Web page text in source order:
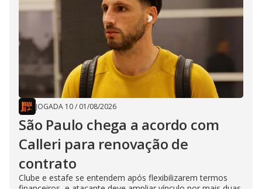
JOGADA 10/ 01/08/2026
São Paulo chega a acordo com
Calleri para renovação de
contrato
Clube e estafe se entendem após flexibilizarem termos